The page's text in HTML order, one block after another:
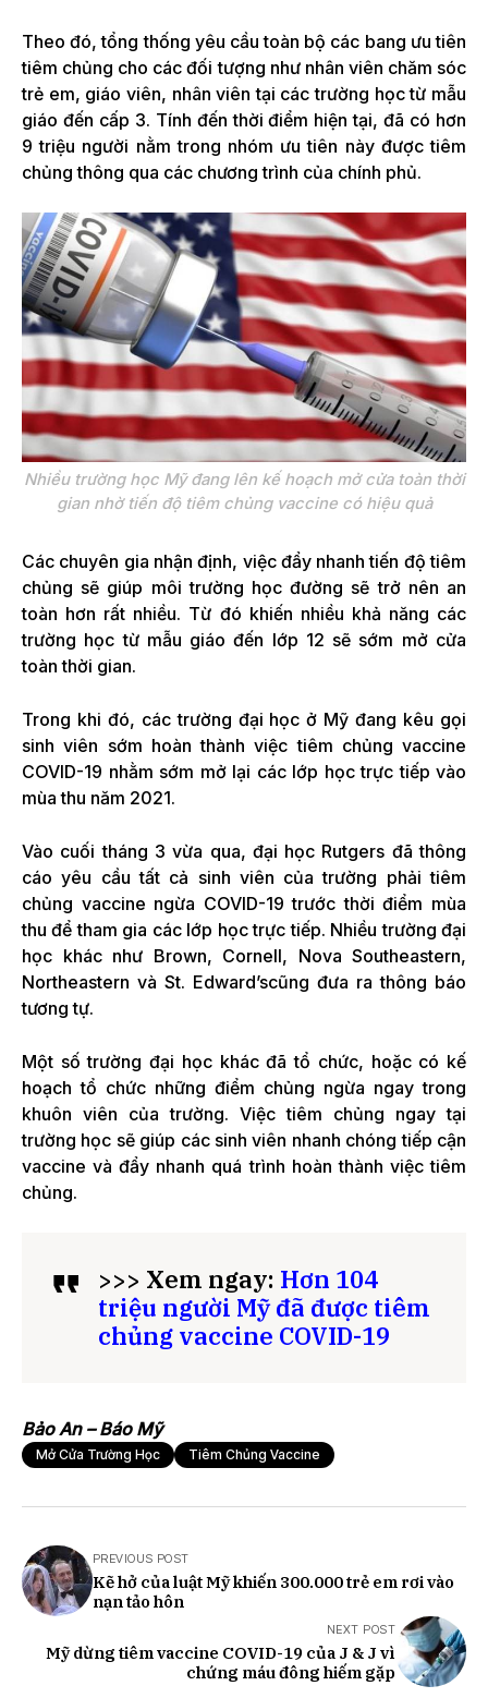
Theo đó, tổng thống yêu cầu toàn bộ các bang ưu tiên
tiêm chủng cho các đối tượng như nhân viên chăm sóc
trẻ em, giáo viên, nhân viên tại các trường học từ mẫu
giáo đến cấp 3. Tính đến thời điểm hiện tại, đã có hơn
9 triệu người nằm trong nhóm ưu tiên này được tiêm
chủng thông qua các chương trình của chính phủ.
Nhiều trường học Mỹ đang lên kế hoạch mở cửa toàn thời
gian nhờ tiến độ tiêm chủng vaccine có hiệu quả
Các chuyên gia nhận định, việc đẩy nhanh tiến độ tiêm
chủng sẽ giúp môi trường học đường sẽ trở nên an
toàn hơn rất nhiều. Từ đó khiến nhiều khả năng các
trường học từ mẫu giáo đến lớp 12 sẽ sớm mở cửa
toàn thời gian.
Trong khi đó, các trường đại học ở Mỹ đang kêu gọi
sinh viên sớm hoàn thành việc tiêm chủng vaccine
COVID-19 nhằm sớm mở lại các lớp học trực tiếp vào
mùa thu năm 2021.
Vào cuối tháng 3 vừa qua, đại học Rutgers đã thông
cáo yêu cầu tất cả sinh viên của trường phải tiêm
chủng vaccine ngừa COVID-19 trước thời điểm mùa
thu để tham gia các lớp học trực tiếp. Nhiều trường đại
học khác như Brown, Cornell, Nova Southeastern,
Northeastern và St. Edward’scũng đưa ra thông báo
tương tự.
Một số trường đại học khác đã tổ chức, hoặc có kế
hoạch tổ chức những điểm chủng ngừa ngay trong
khuôn viên của trường. Việc tiêm chủng ngay tại
trường học sẽ giúp các sinh viên nhanh chóng tiếp cận
vaccine và đẩy nhanh quá trình hoàn thành việc tiêm
chủng.
>>> Xem ngay: Hơn 104
triệu người Mỹ đã được tiêm
chủng vaccine COVID-19
Bảo An – Báo Mỹ
Mở Cửa Trường Học Tiêm Chủng Vaccine
PREVIOUS POST
Kẽ hở của luật Mỹ khiến 300.000 trẻ em rơi vào
nạn tảo hôn
NEXT POST
Mỹ dừng tiêm vaccine COVID-19 của J & J vì
chứng máu đông hiếm gặp